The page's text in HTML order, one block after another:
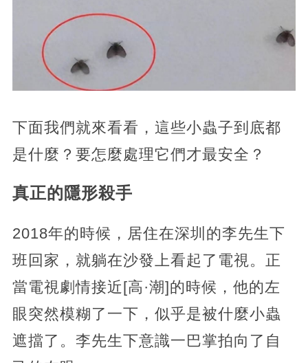
下面我們就來看看，這些小蟲子到底都
是什麼？要怎麼處理它們才最安全？
真正的隱形殺手
2018年的時候，居住在深圳的李先生下
班回家，就躺在沙發上看起了電視。正
當電視劇情接近[高·潮]的時候，他的左
眼突然模糊了一下，似乎是被什麼小蟲
遮擋了。李先生下意識一巴掌拍向了自